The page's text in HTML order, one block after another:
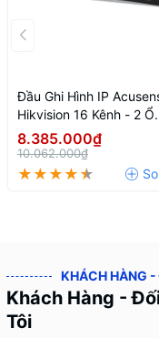
Đầu Ghi Hình IP
Hikvision 16 Kênh - 2 Ổ
Cứng DS-7616NXI-
K2/16P(D)
8.385.000₫
10.062.000₫
KHÁCH HÀNG
Khách Hàng -
Tôi